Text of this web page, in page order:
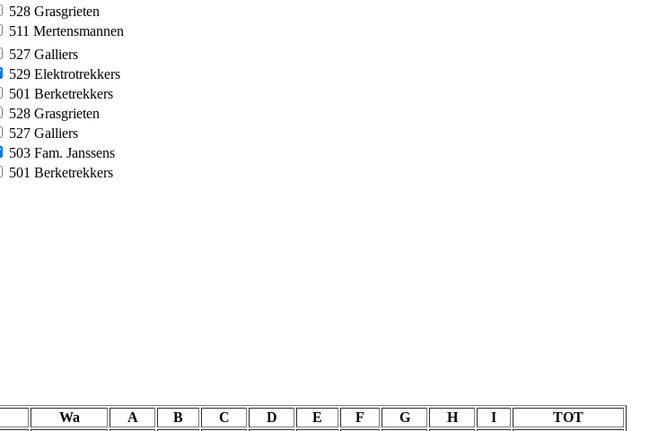
528 Grasgrieten
511 Mertensmannen
527 Galliers
529 Elektrotrekkers
501 Berketrekkers
528 Grasgrieten
527 Galliers
503 Fam. Janssens
501 Berketrekkers
Wa A B C D E F G H I
TOT